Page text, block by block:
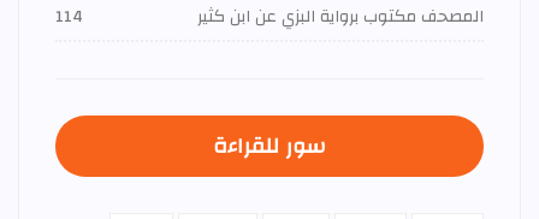
المصحف مكتوب برواية البزي عن ابن كثير
114
سور للقراءة